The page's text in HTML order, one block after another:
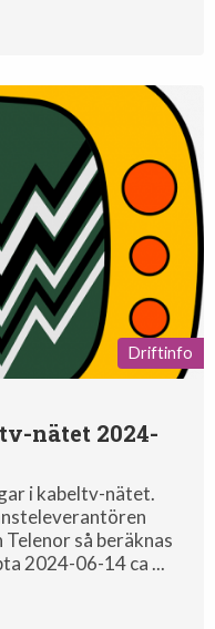
Driftinfo
nätet 2024-
i kabeltv-nätet.
så beräknas
2024-06-14 ca ...